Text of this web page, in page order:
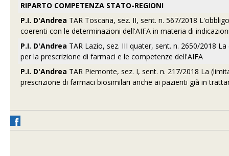
RIPARTO COMPETENZA STATO-REGIONI
P.I. D'Andrea TAR Toscana, sez. II, sent. n. 567/2018
coerenti con le determinazioni dell'AIFA in materia di
P.I. D'Andrea TAR Lazio, sez. III quater, sent. n. 2650/2018
per la prescrizione di farmaci e le competenze dell'AIFA
P.I. D'Andrea TAR Piemonte, sez. I, sent. n. 217/2018 La
prescrizione di farmaci biosimilari anche ai pazienti già in